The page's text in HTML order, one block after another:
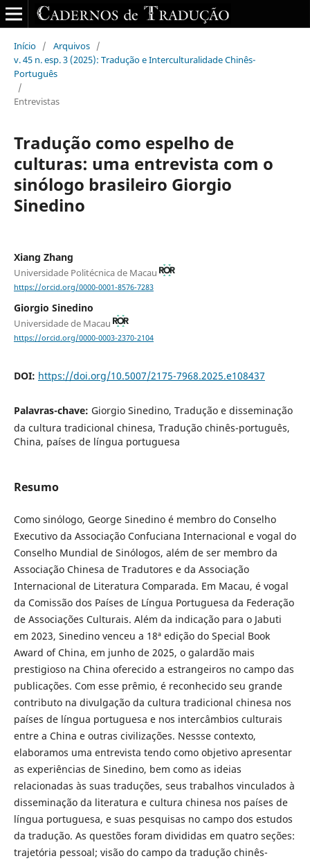
Início / Arquivos /
v. 45 n. esp. 3 (2025): Tradução e Interculturalidade Chinês-
Português
/
Entrevistas
Tradução como espelho de
culturas: uma entrevista com o
sinólogo brasileiro Giorgio
Sinedino
Xiang Zhang
Universidade Politécnica de Macau
https://orcid.org/0000-0001-8576-7283
Giorgio Sinedino
Universidade de Macau
https://orcid.org/0000-0003-2370-2104
DOI: https://doi.org/10.5007/2175-7968.2025.e108437
Palavras-chave: Giorgio Sinedino, Tradução e disseminação
da cultura tradicional chinesa, Tradução chinês-português,
China, países de língua portuguesa
Resumo
Como sinólogo, George Sinedino é membro do Conselho
Executivo da Associação Confuciana Internacional e vogal do
Conselho Mundial de Sinólogos, além de ser membro da
Associação Chinesa de Tradutores e da Associação
Internacional de Literatura Comparada. Em Macau, é vogal
da Comissão dos Países de Língua Portuguesa da Federação
de Associações Culturais. Além da indicação para o Jabuti
em 2023, Sinedino venceu a 18ª edição do Special Book
Award of China, em junho de 2025, o galardão mais
prestigioso na China oferecido a estrangeiros no campo das
publicações. Com esse prêmio, é reconhecido seu grande
contributo na divulgação da cultura tradicional chinesa nos
países de língua portuguesa e nos intercâmbios culturais
entre a China e outras civilizações. Nessse contexto,
elaboramos uma entrevista tendo como objetivo apresentar
as experiências de Sinedino, bem como as ideias
relacionadas às suas traduções, seus trabalhos vinculados à
disseminação da literatura e cultura chinesa nos países de
língua portuguesa, e suas pesquisas no campo dos estudos
da tradução. As questões foram divididas em quatro seções:
trajetória pessoal; visão do campo da tradução chinês-